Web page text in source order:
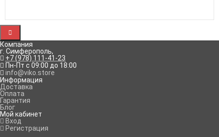
Компания
г. Симферополь,
+7 (978) 111-41-23
Пн-Пт с 09:00 до 18:00
info@viko.store
Информация
Доставка
Оплата
Гарантия
Блог
Мой кабинет
Вход
Регистрация